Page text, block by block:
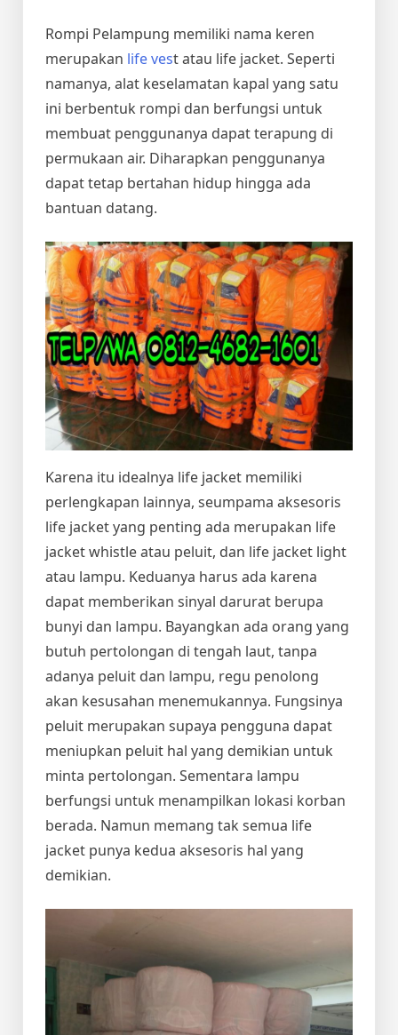
Rompi Pelampung memiliki nama keren
merupakan life vest atau life jacket. Seperti
namanya, alat keselamatan kapal yang satu
ini berbentuk rompi dan berfungsi untuk
membuat penggunanya dapat terapung di
permukaan air. Diharapkan penggunanya
dapat tetap bertahan hidup hingga ada
bantuan datang.
Karena itu idealnya life jacket memiliki
perlengkapan lainnya, seumpama aksesoris
life jacket yang penting ada merupakan life
jacket whistle atau peluit, dan life jacket light
atau lampu. Keduanya harus ada karena
dapat memberikan sinyal darurat berupa
bunyi dan lampu. Bayangkan ada orang yang
butuh pertolongan di tengah laut, tanpa
adanya peluit dan lampu, regu penolong
akan kesusahan menemukannya. Fungsinya
peluit merupakan supaya pengguna dapat
meniupkan peluit hal yang demikian untuk
minta pertolongan. Sementara lampu
berfungsi untuk menampilkan lokasi korban
berada. Namun memang tak semua life
jacket punya kedua aksesoris hal yang
demikian.